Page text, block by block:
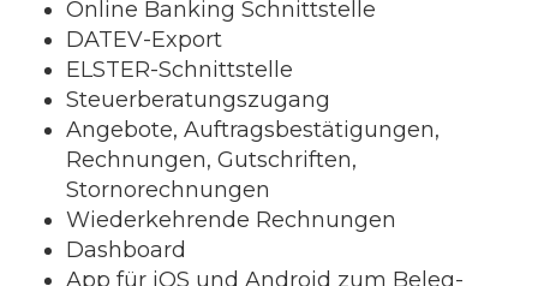
Online Banking Schnittstelle
DATEV-Export
ELSTER-Schnittstelle
Steuerberatungszugang
Angebote, Auftragsbestätigungen,
Rechnungen, Gutschriften,
Stornorechnungen
Wiederkehrende Rechnungen
Dashboard
App für iOS und Android zum Beleg-